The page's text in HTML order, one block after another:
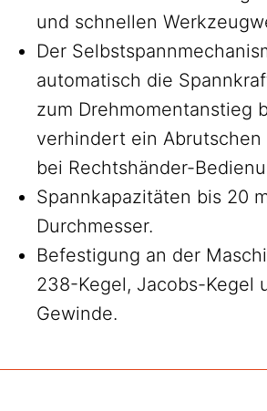
und schnellen
Der
automatisch die
zum Drehmomentanstieg
verhindert ein Abrutschen
bei Rechtshänder-
Spannkapazitäten bis 20
Durchmesser.
Befestigung an der
238-Kegel, Jacobs-Kegel
Gewinde.